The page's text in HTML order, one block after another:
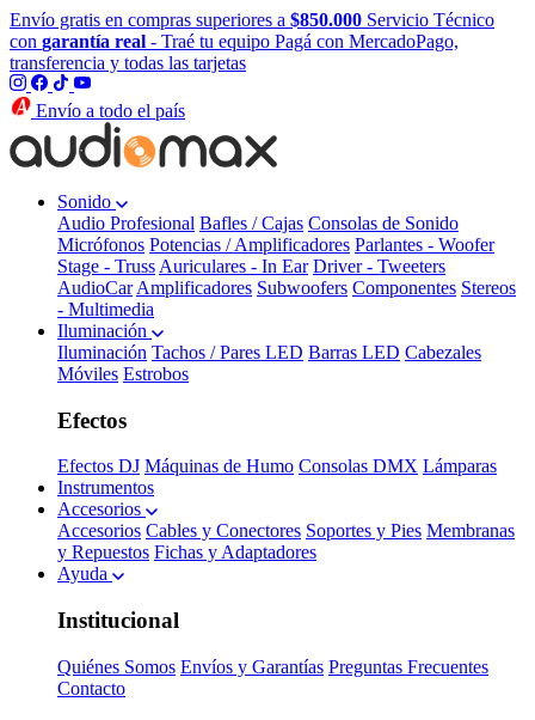
Envío gratis en compras superiores a $850.000 Servicio Técnico
con garantía real - Traé tu equipo Pagá con MercadoPago,
transferencia y todas las tarjetas
Envío a todo el país
Sonido
Audio Profesional Bafles / Cajas Consolas de Sonido
Micrófonos Potencias / Amplificadores Parlantes - Woofer
Stage - Truss Auriculares - In Ear Driver - Tweeters
AudioCar Amplificadores Subwoofers Componentes Stereos
- Multimedia
Iluminación
Iluminación Tachos / Pares LED Barras LED Cabezales
Móviles Estrobos
Efectos
Efectos DJ Máquinas de Humo Consolas DMX Lámparas
Instrumentos
Accesorios
Accesorios Cables y Conectores Soportes y Pies Membranas
y Repuestos Fichas y Adaptadores
Ayuda
Institucional
Quiénes Somos Envíos y Garantías Preguntas Frecuentes
Contacto